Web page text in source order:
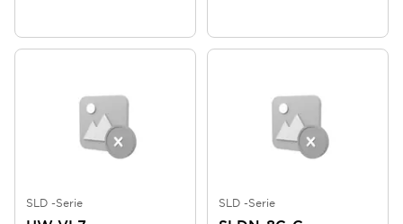
SLD -Serie SLD -Serie